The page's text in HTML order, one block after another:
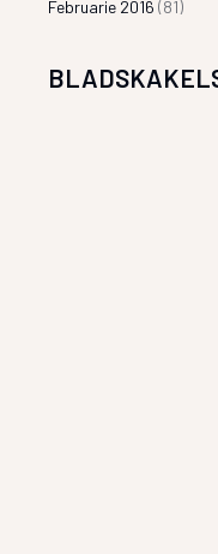
Februarie 2016 (81)